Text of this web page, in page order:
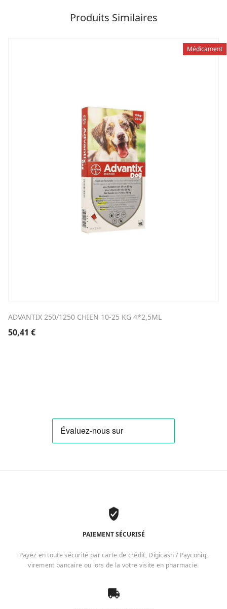
Produits Similaires
Médicament
ADVANTIX 250/1250 CHIEN 10-25 KG 4*2,5ML
50,41 €
PAIEMENT SÉCURISÉ
Payez en toute sécurité par carte de crédit, Digicash / Payconiq,
virement bancaire ou lors de la votre visite en pharmacie.